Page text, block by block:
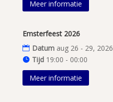
Meer informatie
Emsterfeest 2026
Datum aug 26 - 29, 2026
Tijd 19:00 - 00:00
Meer informatie